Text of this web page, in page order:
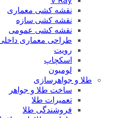
نقشه کشی معماری
نقشه کشی سازه
نقشه کشی عمومی
طراحی معماری
رویت
اسکچاپ
لومیون
طلا و جواهرسازی
ساخت طلا و جواهر
تعمیرات طلا
فروشندگی طلا